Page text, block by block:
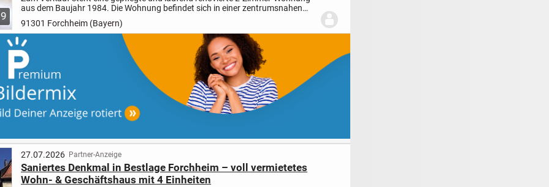
9
aus dem Baujahr 1984. Die Wohnung befindet sich in einer zentrumsnahen
Lage und überzeugt durch ihre durchdachte Raumaufteilung...
91301 Forchheim (Bayern)
27.07.2026 Partner-Anzeige
Saniertes Denkmal in Bestlage Forchheim – voll vermietetes
Wohn- & Geschäftshaus mit 4 Einheiten